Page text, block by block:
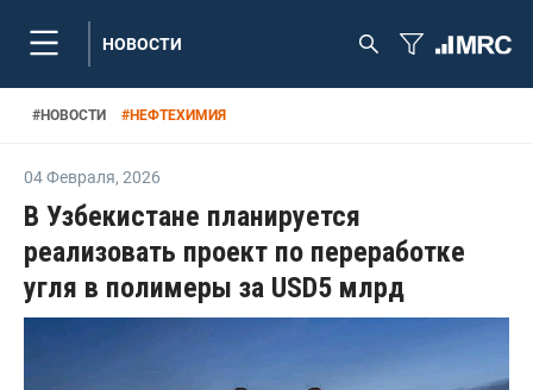
НОВОСТИ
#НОВОСТИ #НЕФТЕХИМИЯ
04 Февраля, 2026
В Узбекистане планируется
реализовать проект по переработке
угля в полимеры за USD5 млрд